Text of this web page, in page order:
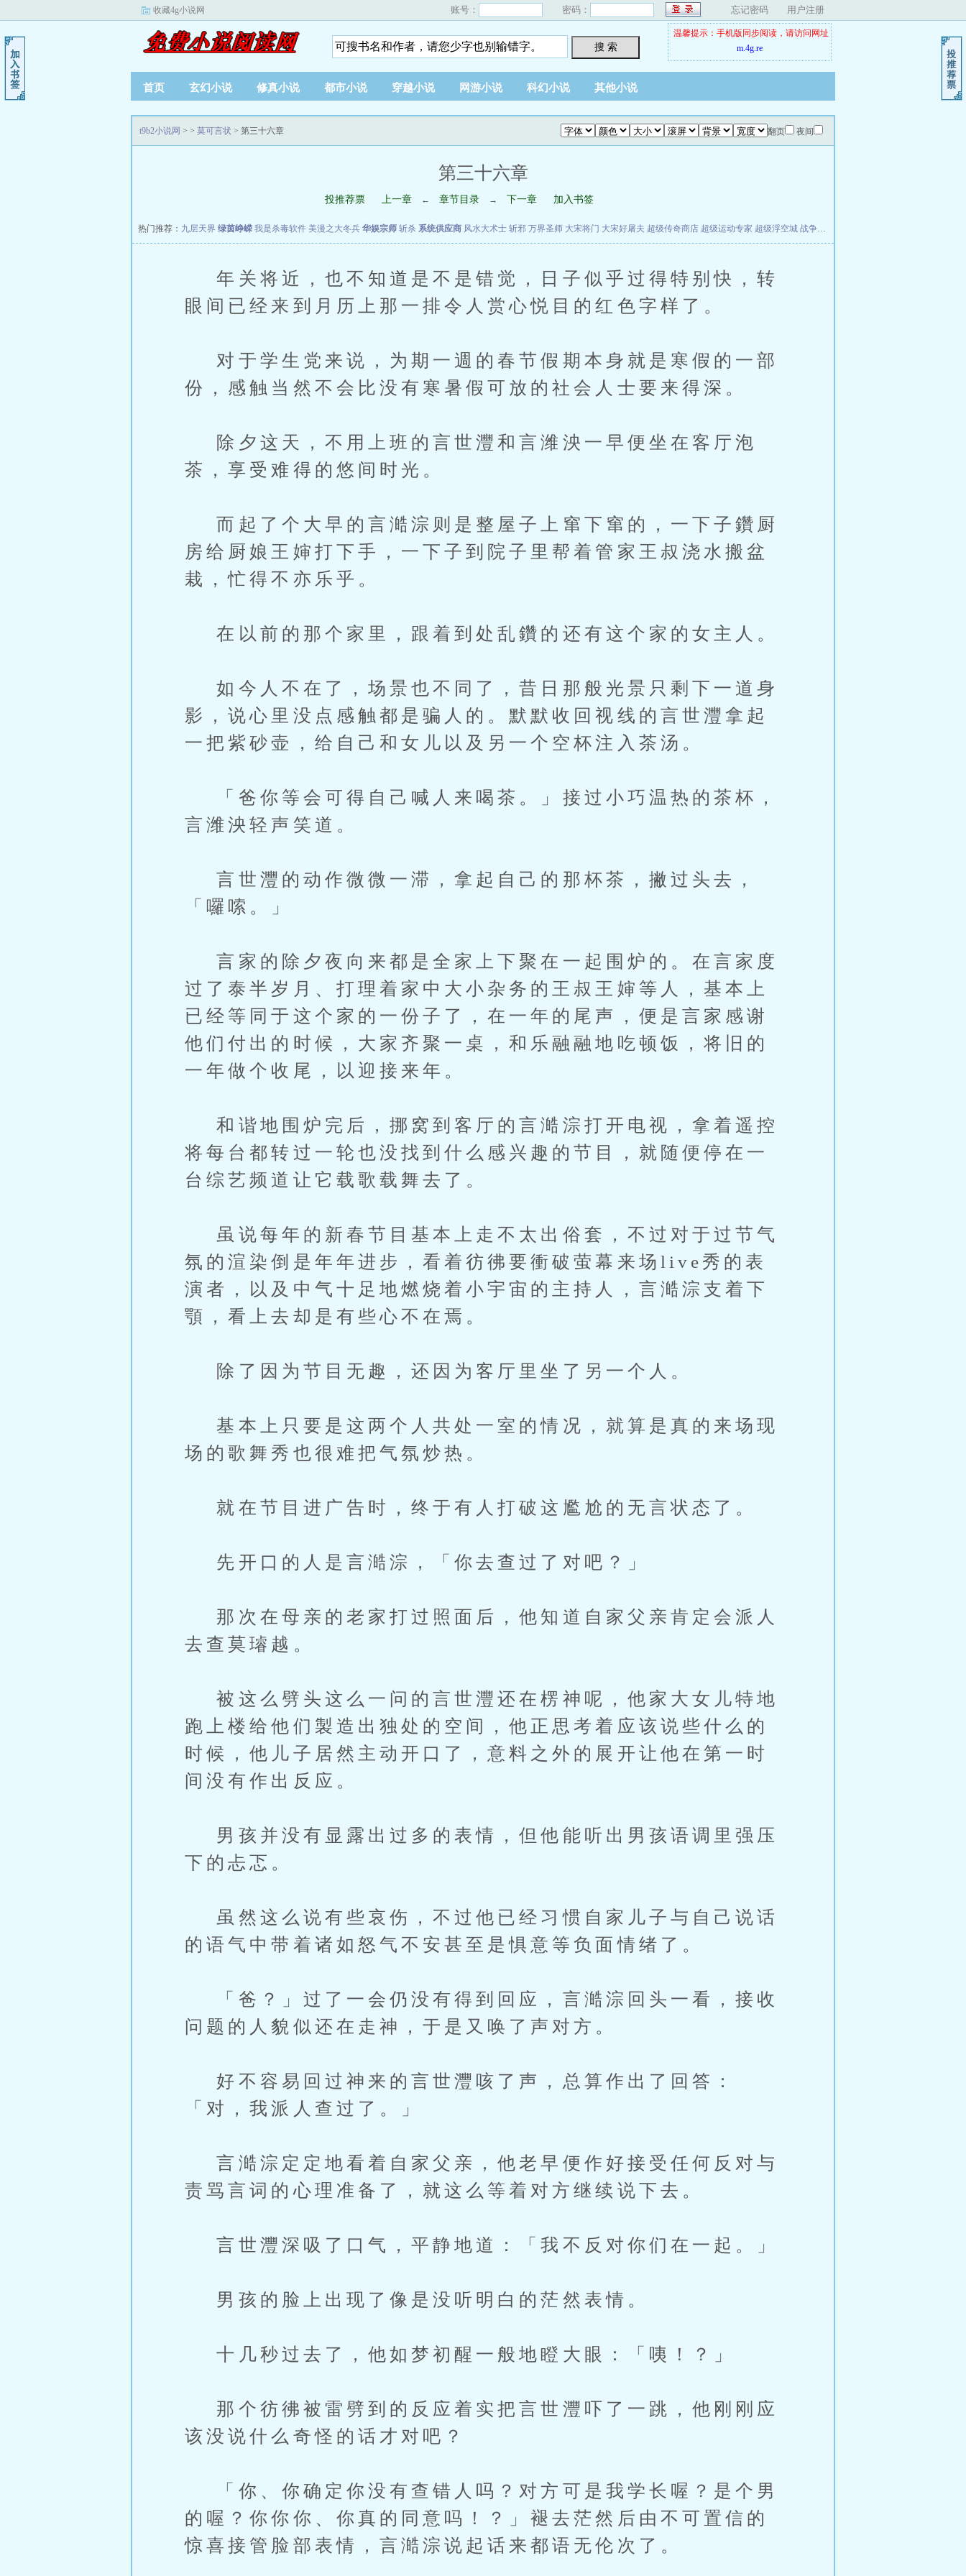
收藏4g小说网 账号： 密码： 忘记密码 用户注册
搜 索
温馨提示：手机版同步阅读，请访问网址
m.4g.re
首页 玄幻小说 修真小说 都市小说 穿越小说 网游小说 科幻小说 其他小说
翻页 夜间
t9b2小说网 > > 莫可言状 > 第三十六章
第三十六章
投推荐票 上一章 ← 章节目录 → 下一章 加入书签
热门推荐： 九层天界 绿茵峥嵘 我是杀毒软件 美漫之大冬兵 华娱宗师 斩杀 系统供应商 风水大术士 斩邪 万界圣师 大宋将门 大宋好屠夫 超级传奇商店 超级运动专家 超级浮空城 战争天堂
年关将近，也不知道是不是错觉，日子似乎过得特别快，转
眼间已经来到月历上那一排令人赏心悦目的红色字样了。
对于学生党来说，为期一週的春节假期本身就是寒假的一部
份，感触当然不会比没有寒暑假可放的社会人士要来得深。
除夕这天，不用上班的言世灃和言潍泱一早便坐在客厅泡
茶，享受难得的悠间时光。
而起了个大早的言澔淙则是整屋子上窜下窜的，一下子鑽厨
房给厨娘王婶打下手，一下子到院子里帮着管家王叔浇水搬盆
栽，忙得不亦乐乎。
在以前的那个家里，跟着到处乱鑽的还有这个家的女主人。
如今人不在了，场景也不同了，昔日那般光景只剩下一道身
影，说心里没点感触都是骗人的。默默收回视线的言世灃拿起
一把紫砂壶，给自己和女儿以及另一个空杯注入茶汤。
「爸你等会可得自己喊人来喝茶。」接过小巧温热的茶杯，
言潍泱轻声笑道。
言世灃的动作微微一滞，拿起自己的那杯茶，撇过头去，
「囉嗦。」
言家的除夕夜向来都是全家上下聚在一起围炉的。在言家度
过了泰半岁月、打理着家中大小杂务的王叔王婶等人，基本上
已经等同于这个家的一份子了，在一年的尾声，便是言家感谢
他们付出的时候，大家齐聚一桌，和乐融融地吃顿饭，将旧的
一年做个收尾，以迎接来年。
和谐地围炉完后，挪窝到客厅的言澔淙打开电视，拿着遥控
将每台都转过一轮也没找到什么感兴趣的节目，就随便停在一
台综艺频道让它载歌载舞去了。
虽说每年的新春节目基本上走不太出俗套，不过对于过节气
氛的渲染倒是年年进步，看着彷彿要衝破萤幕来场live秀的表
演者，以及中气十足地燃烧着小宇宙的主持人，言澔淙支着下
顎，看上去却是有些心不在焉。
除了因为节目无趣，还因为客厅里坐了另一个人。
基本上只要是这两个人共处一室的情况，就算是真的来场现
场的歌舞秀也很难把气氛炒热。
就在节目进广告时，终于有人打破这尷尬的无言状态了。
先开口的人是言澔淙，「你去查过了对吧？」
那次在母亲的老家打过照面后，他知道自家父亲肯定会派人
去查莫璿越。
被这么劈头这么一问的言世灃还在楞神呢，他家大女儿特地
跑上楼给他们製造出独处的空间，他正思考着应该说些什么的
时候，他儿子居然主动开口了，意料之外的展开让他在第一时
间没有作出反应。
男孩并没有显露出过多的表情，但他能听出男孩语调里强压
下的忐忑。
虽然这么说有些哀伤，不过他已经习惯自家儿子与自己说话
的语气中带着诸如怒气不安甚至是惧意等负面情绪了。
「爸？」过了一会仍没有得到回应，言澔淙回头一看，接收
问题的人貌似还在走神，于是又唤了声对方。
好不容易回过神来的言世灃咳了声，总算作出了回答：
「对，我派人查过了。」
言澔淙定定地看着自家父亲，他老早便作好接受任何反对与
责骂言词的心理准备了，就这么等着对方继续说下去。
言世灃深吸了口气，平静地道：「我不反对你们在一起。」
男孩的脸上出现了像是没听明白的茫然表情。
十几秒过去了，他如梦初醒一般地瞪大眼：「咦！？」
那个彷彿被雷劈到的反应着实把言世灃吓了一跳，他刚刚应
该没说什么奇怪的话才对吧？
「你、你确定你没有查错人吗？对方可是我学长喔？是个男
的喔？你你你、你真的同意吗！？」褪去茫然后由不可置信的
惊喜接管脸部表情，言澔淙说起话来都语无伦次了。